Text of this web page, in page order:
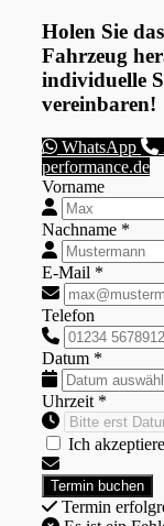
Holen Sie
Fahrzeug
individuelle
vereinbaren!
WhatsApp
performance.de
Vorname
Nachname *
E-Mail *
Telefon
Datum *
Uhrzeit *
Ich
Termin